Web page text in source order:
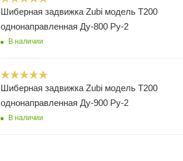
Шиберная задвижка Zubi модель Т200
однонаправленная Ду-800 Ру-2
В наличии
Шиберная задвижка Zubi модель Т200
однонаправленная Ду-900 Ру-2
В наличии